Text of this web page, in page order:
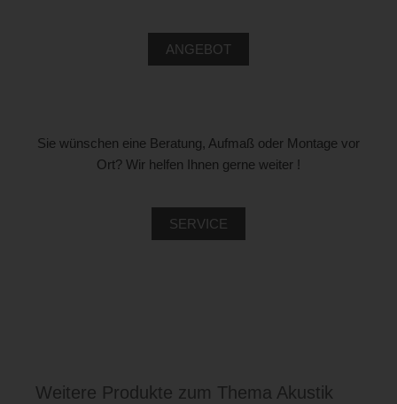
ANGEBOT
Sie wünschen eine Beratung, Aufmaß oder Montage vor
Ort? Wir helfen Ihnen gerne weiter !
SERVICE
Weitere Produkte zum Thema Akustik